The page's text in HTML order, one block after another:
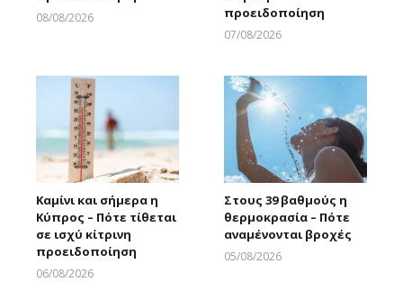
08/08/2026
προειδοποίηση
07/08/2026
Καμίνι και σήμερα η
Κύπρος – Πότε τίθεται
σε ισχύ κίτρινη
προειδοποίηση
06/08/2026
Στους 39 βαθμούς η
θερμοκρασία – Πότε
αναμένονται βροχές
05/08/2026